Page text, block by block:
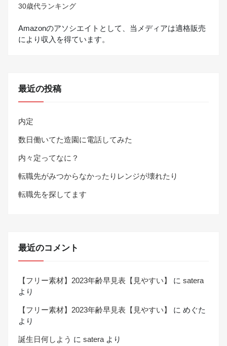
30歳代ランキング
Amazonのアソシエイトとして、当メディアは適格販売
により収入を得ています。
最近の投稿
内定
数日働いてた造園に電話してみた
内々定ってなに？
転職先がみつからなかったりレンジが壊れたり
転職先を探してます
最近のコメント
【フリー素材】2023年齢早見表【見やすい】 に satera
より
【フリー素材】2023年齢早見表【見やすい】 に めぐた
より
誕生日何しよう に satera より